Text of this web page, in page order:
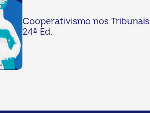
Cooperativismo nos Tribunais
24ª Ed.